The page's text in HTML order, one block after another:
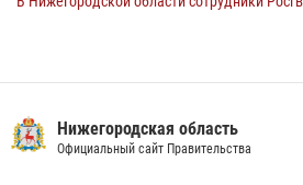
Суперкубка России в Нижнем Новгороде
20 июля 2026, 13:55 2
Нижегородская область
Официальный сайт Правительства